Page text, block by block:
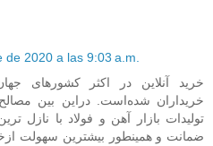
de 2020 a las 9:03 a.m.
خرید آنلاین در اکثر کشورهای
خریداران شده‌است. در‌این بین
تولیدات بازار آهن و فولاد با نازل
ضمانت و همینطور بیشترین سهولت